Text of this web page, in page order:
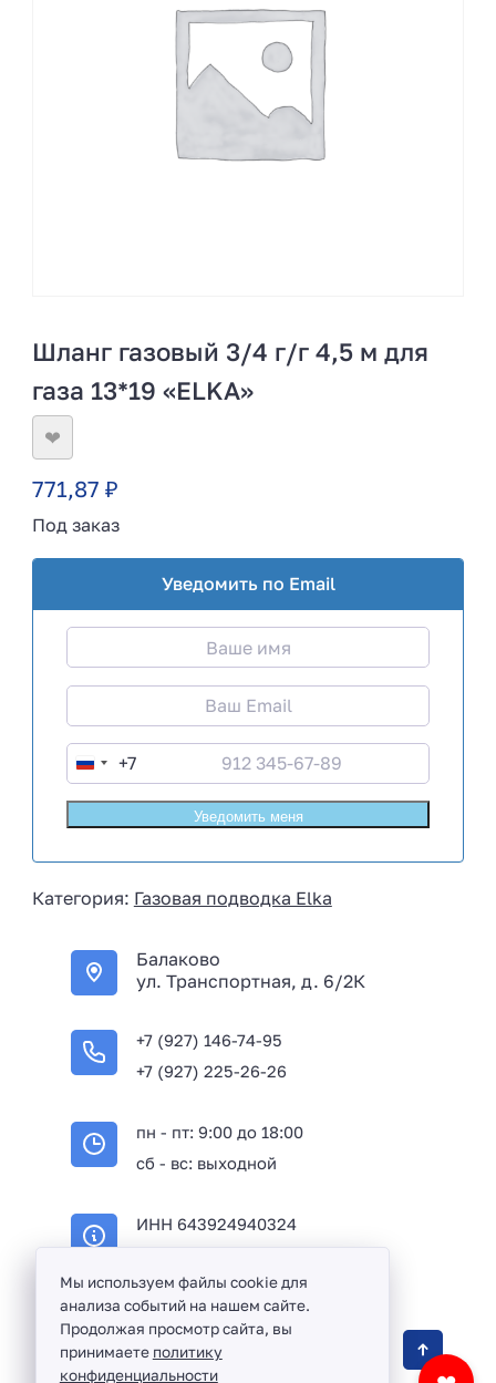
Шланг газовый 3/4 г/г 4,5 м для
газа 13*19 «ELKA»
❤
771,87 ₽
Под заказ
Уведомить по Email
R
u
s
a
7
+7
Категория: Газовая подводка Elka
Балаково
ул. Транспортная, д. 6/2К
+7 (927) 146-74-95
+7 (927) 225-26-26
пн - пт: 9:00 до 18:00
сб - вс: выходной
ИНН 643924940324
Оптовая продажа сантехники и комплектующих
в Балаково и Саратовской области ©
Мы используем файлы cookie для
анализа событий на нашем сайте.
Продолжая просмотр сайта, вы
принимаете политику
конфиденциальности